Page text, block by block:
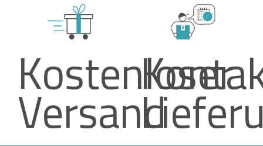
Kostenloser
Versand